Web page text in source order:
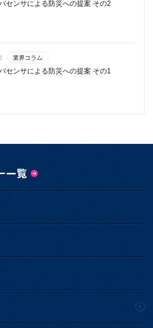
センサによる防災への提案 その2
業界コラム
センサによる防災への提案 その1
一覧